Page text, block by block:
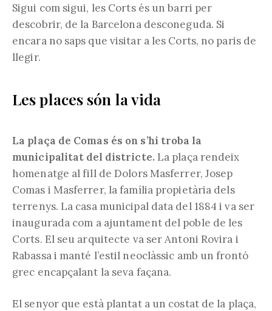
Sigui com sigui, les Corts és un barri per
descobrir, de la Barcelona desconeguda. Si
encara no saps que visitar a les Corts, no paris de
llegir.
Les places són la vida
La plaça de Comas és on s’hi troba la
municipalitat del districte.La plaça rendeix
homenatge al fill de Dolors Masferrer, Josep
Comas i Masferrer, la família propietària dels
terrenys. La casa municipal data del 1884 i va ser
inaugurada com a ajuntament del poble de les
Corts. El seu arquitecte va ser Antoni Rovira i
Rabassa i manté l’estil neoclàssic amb un frontó
grec encapçalant la seva façana.
El senyor que està plantat a un costat de la plaça,